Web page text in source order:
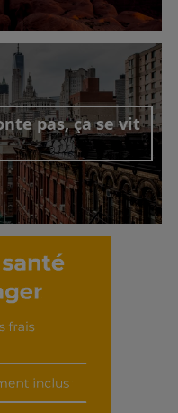
pas, ça se vit